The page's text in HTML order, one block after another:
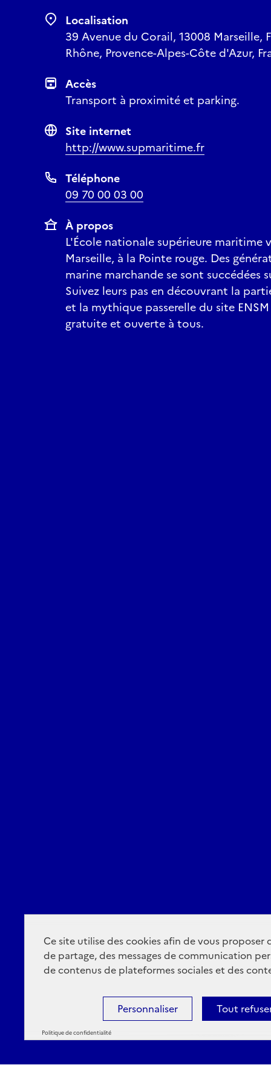
Ce site utilise des cookies afin de vous proposer
de partage, des messages de communication
de contenus de plateformes sociales et des
Tout
Personnaliser
Politique de confidentialité
Localisation
39 Avenue du Corail, 13008 Marseille,
Rhône, Provence-Alpes-Côte d'Azur,
Accès
Transport à proximité et parking.
Site internet
http://www.supmaritime.fr
Téléphone
09 70 00 03 00
À propos
L'École nationale supérieure maritime
Marseille, à la Pointe rouge. Des
marine marchande se sont succédées
Suivez leurs pas en découvrant la
et la mythique passerelle du site
gratuite et ouverte à tous.